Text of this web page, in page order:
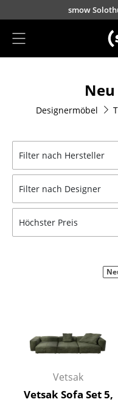
Direkt zum Inhalt
smow
Esszimmerstühle
Sofas
Sessel
Loungesessel
Stühle
Freischwinger
Sitzsäcke
Kinderstühle
Designermöbel
Filter nach Hersteller
Filter nach Designer
Höchster Preis
Vetsak
Vetsak Sofa Set 5,